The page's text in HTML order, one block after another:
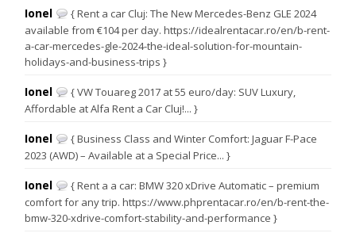
Ionel
{ Rent a car Cluj: The New Mercedes-Benz GLE 2024
available from €104 per day. https://idealrentacar.ro/en/b-rent-
a-car-mercedes-gle-2024-the-ideal-solution-for-mountain-
holidays-and-business-trips }
Ionel
{ VW Touareg 2017 at 55 euro/day: SUV Luxury,
Affordable at Alfa Rent a Car Cluj!... }
Ionel
{ Business Class and Winter Comfort: Jaguar F-Pace
2023 (AWD) – Available at a Special Price... }
Ionel
{ Rent a a car: BMW 320 xDrive Automatic – premium
comfort for any trip. https://www.phprentacar.ro/en/b-rent-the-
bmw-320-xdrive-comfort-stability-and-performance }